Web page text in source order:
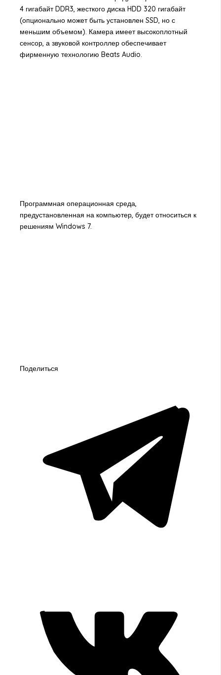
4 гигабайт DDR3, жесткого диска HDD 320 гигабайт
(опционально может быть установлен SSD, но с
меньшим объемом). Камера имеет высокоплотный
сенсор, а звуковой контроллер обеспечивает
фирменную технологию Beats Audio.
Программная операционная среда,
предустановленная на компьютер, будет относиться к
решениям Windows 7.
Поделиться